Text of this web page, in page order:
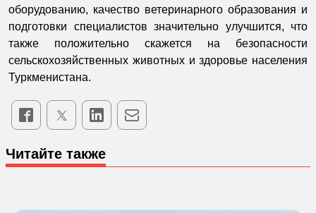
оборудованию, качество ветеринарного образования и
подготовки специалистов значительно улучшится, что
также положительно скажется на безопасности
сельскохозяйственных животных и здоровье населения
Туркменистана.
Читайте также